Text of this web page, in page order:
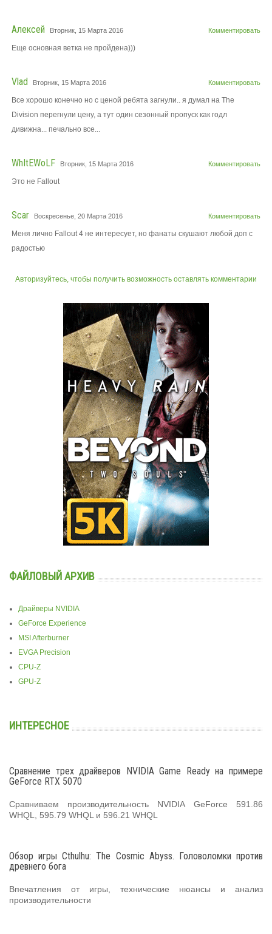
Комментировать
Алексей Вторник, 15 Марта 2016
Еще основная ветка не пройдена)))
Комментировать
Vlad Вторник, 15 Марта 2016
Все хорошо конечно но с ценой ребята загнули.. я думал на The
Division перегнули цену, а тут один сезонный пропуск как годл
дивижна... печально все...
Комментировать
WhItEWoLF Вторник, 15 Марта 2016
Это не Fallout
Комментировать
Scar Воскресенье, 20 Марта 2016
Меня лично Fallout 4 не интересует, но фанаты скушают любой доп с
радостью
Авторизуйтесь, чтобы получить возможность оставлять комментарии
ФАЙЛОВЫЙ АРХИВ
Драйверы NVIDIA
GeForce Experience
MSI Afterburner
EVGA Precision
CPU-Z
GPU-Z
ИНТЕРЕСНОЕ
Сравнение трех драйверов NVIDIA Game Ready на примере
GeForce RTX 5070
Сравниваем производительность NVIDIA GeForce 591.86
WHQL, 595.79 WHQL и 596.21 WHQL
Обзор игры Cthulhu: The Cosmic Abyss. Головоломки против
древнего бога
Впечатления от игры, технические нюансы и анализ
производительности